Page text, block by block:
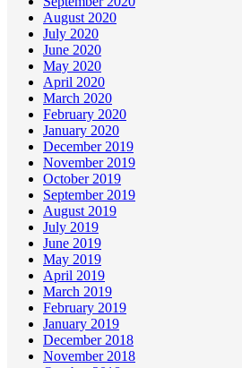
August 2020
July 2020
June 2020
May 2020
April 2020
March 2020
February 2020
January 2020
December 2019
November 2019
October 2019
September 2019
August 2019
July 2019
June 2019
May 2019
April 2019
March 2019
February 2019
January 2019
December 2018
November 2018